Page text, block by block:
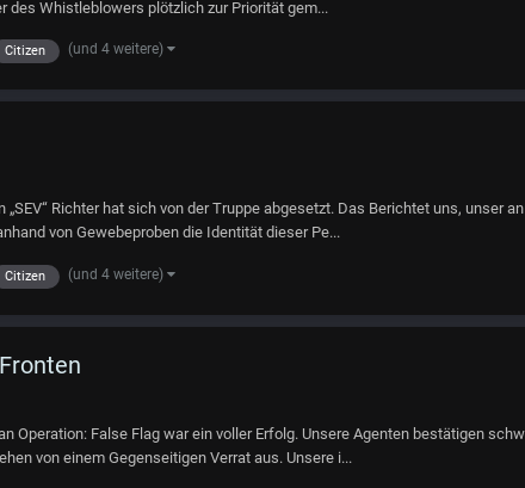
des Whistleblowers plötzlich zur Priorität gem...
Citizen (und 4 weitere)
Richter hat sich von der Truppe abgesetzt. Das Berichtet uns, unser
von Gewebeproben die Identität dieser Pe...
Citizen (und 4 weitere)
Operation: False Flag war ein voller Erfolg. Unsere Agenten bestätigen
von einem Gegenseitigen Verrat aus. Unsere i...